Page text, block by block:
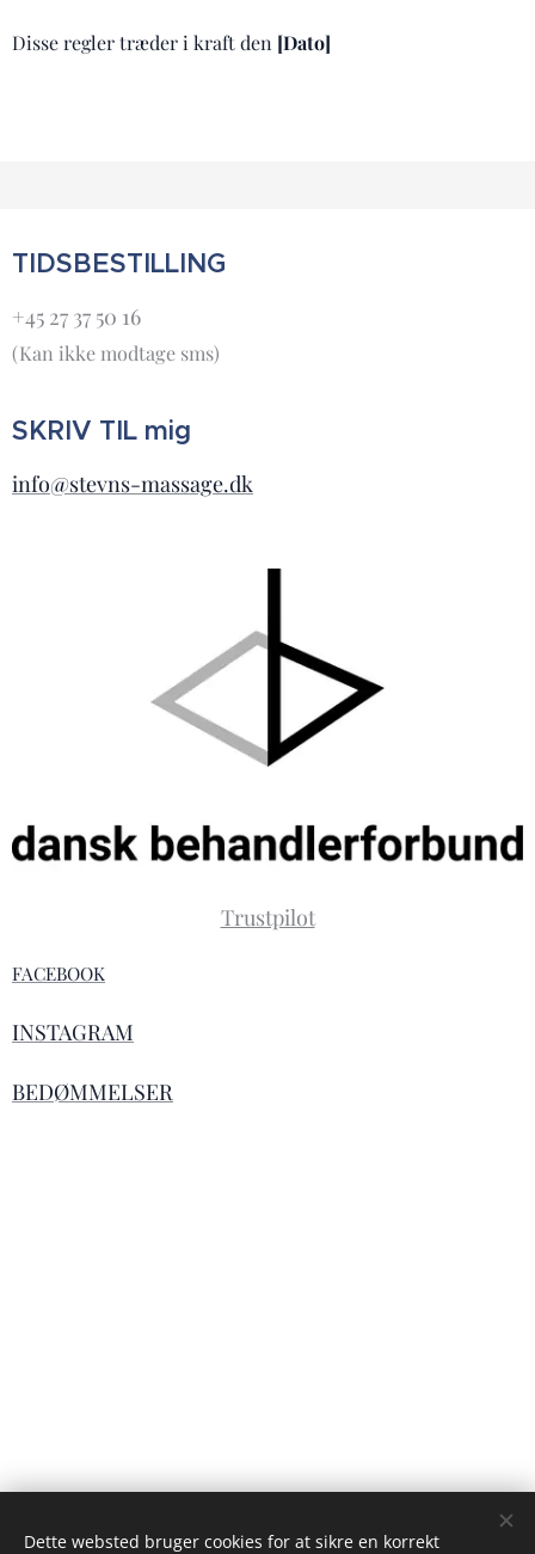
Disse regler træder i kraft den [Dato]
TIDSBESTILLING
+45 27 37 50 16
(Kan ikke modtage sms)
SKRIV TIL mig
info@stevns-massage.dk
Trustpilot
FACEBOOK
INSTAGRAM
BEDØMMELSER
Dette websted bruger cookies for at sikre en korrekt